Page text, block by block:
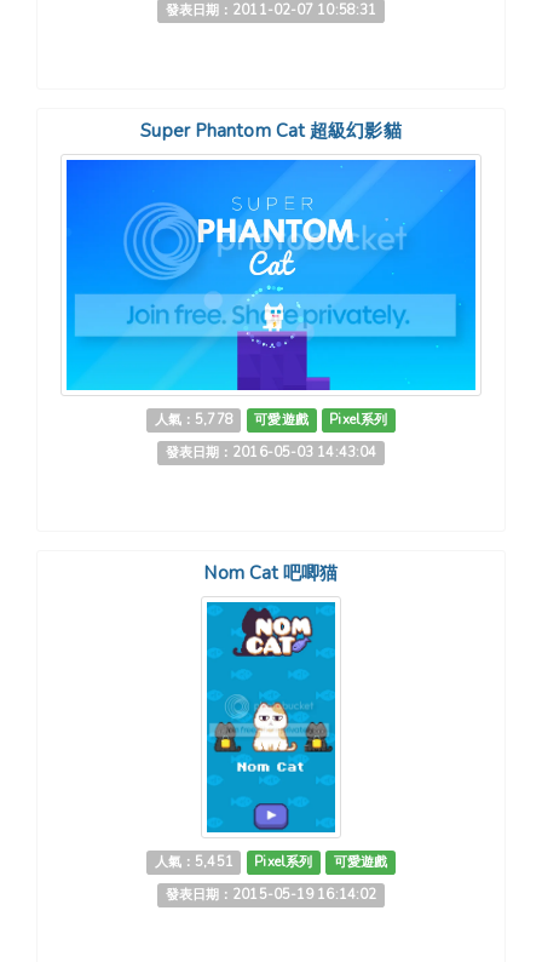
發表日期：2011-02-07 10:58:31
Super Phantom Cat 超級幻影貓
人氣：5,778 可愛遊戲
Pixel系列
發表日期：2016-05-03 14:43:04
Nom Cat 吧唧猫
人氣：5,451 Pixel系列
可愛遊戲
發表日期：2015-05-19 16:14:02